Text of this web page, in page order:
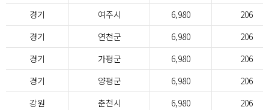
경기
여주시 6,980
206
경기
연천군 6,980
206
경기
가평군 6,980
206
경기
양평군 6,980
206
강원
춘천시 6,980
206